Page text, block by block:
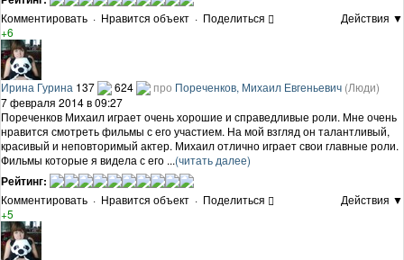
Комментировать · Нравится объект · Поделиться
Действия ▼
+6
Ирина Гурина 137 624 про Пореченков, Михаил Евгеньевич (Люди)
7 февраля 2014 в 09:27
Пореченков Михаил играет очень хорошие и справедливые роли. Мне очень
нравится смотреть фильмы с его участием. На мой взгляд он талантливый,
красивый и неповторимый актер. Михаил отлично играет свои главные роли.
Фильмы которые я видела с его ...(читать далее)
Рейтинг:
Комментировать · Нравится объект · Поделиться
Действия ▼
+5